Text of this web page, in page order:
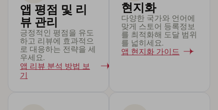
앱 평점 및 리
뷰 관리
긍정적인 평점을 유도
하고 리뷰에 효과적으
로 대응하는 전략을 세
우세요.
앱 리뷰 분석 방법 보
기
현지화
다양한 국가와 언어에
맞게 스토어 등록정보
를 최적화해 도달 범위
를 넓히세요.
앱 현지화 가이드